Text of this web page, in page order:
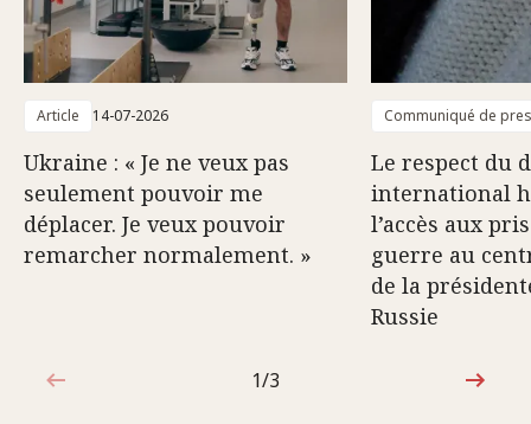
Article 14-07-2026
Ukraine : « Je ne veux pas
seulement pouvoir me
déplacer. Je veux pouvoir
remarcher normalement. »
Communiqué de
Le respect du
international
l’accès aux
guerre au
de la
Russie
1sur3
1/3